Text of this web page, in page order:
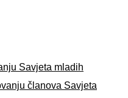
Savjeta mladih
članova Savjeta